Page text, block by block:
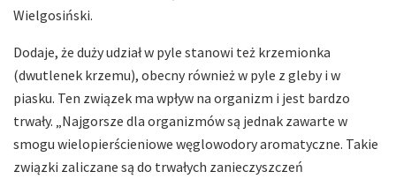
Wielgosiński.
Dodaje, że duży udział w pyle stanowi też krzemionka
(dwutlenek krzemu), obecny również w pyle z gleby i w
piasku. Ten związek ma wpływ na organizm i jest bardzo
trwały. „Najgorsze dla organizmów są jednak zawarte w
smogu wielopierścieniowe węglowodory aromatyczne. Takie
związki zaliczane są do trwałych zanieczyszczeń